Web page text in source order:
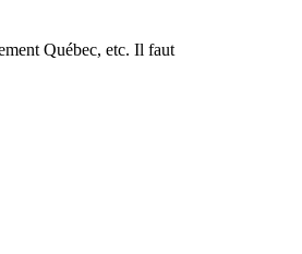
Québec, etc. Il faut